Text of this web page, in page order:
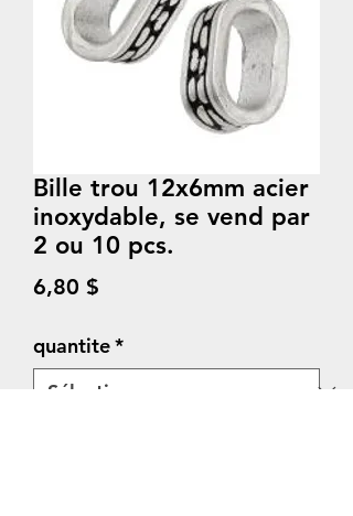
Bille trou 12x6mm acier
inoxydable, se vend par
2 ou 10 pcs.
6,80 $
quantite*